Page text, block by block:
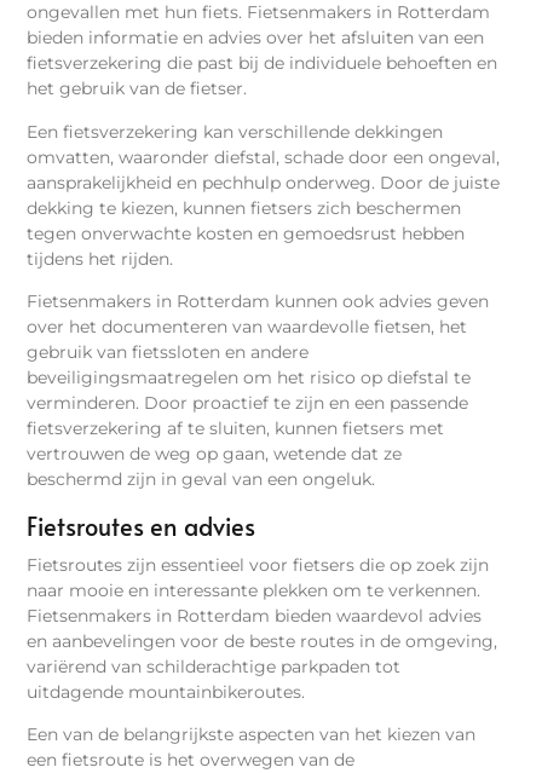
ongevallen met hun fiets. Fietsenmakers in Rotterdam
bieden informatie en advies over het afsluiten van een
fietsverzekering die past bij de individuele behoeften en
het gebruik van de fietser.
Een fietsverzekering kan verschillende dekkingen
omvatten, waaronder diefstal, schade door een ongeval,
aansprakelijkheid en pechhulp onderweg. Door de juiste
dekking te kiezen, kunnen fietsers zich beschermen
tegen onverwachte kosten en gemoedsrust hebben
tijdens het rijden.
Fietsenmakers in Rotterdam kunnen ook advies geven
over het documenteren van waardevolle fietsen, het
gebruik van fietssloten en andere
beveiligingsmaatregelen om het risico op diefstal te
verminderen. Door proactief te zijn en een passende
fietsverzekering af te sluiten, kunnen fietsers met
vertrouwen de weg op gaan, wetende dat ze
beschermd zijn in geval van een ongeluk.
Fietsroutes en advies
Fietsroutes zijn essentieel voor fietsers die op zoek zijn
naar mooie en interessante plekken om te verkennen.
Fietsenmakers in Rotterdam bieden waardevol advies
en aanbevelingen voor de beste routes in de omgeving,
variërend van schilderachtige parkpaden tot
uitdagende mountainbikeroutes.
Een van de belangrijkste aspecten van het kiezen van
een fietsroute is het overwegen van de